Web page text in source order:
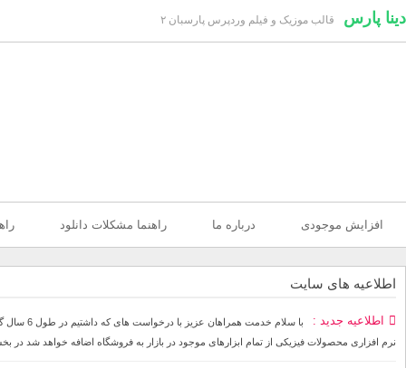
دینا پارس قالب موزیک و فیلم وردپرس پارسبان ۲
افزایش موجودی درباره ما راهنما مشکلات دانلود
اطلاعیه های سایت
اطلاعیه جدید
با
نرم افزاری محصولات فیزیکی از تمام ابزارهای موجود در بازار به فروشگاه اضافه خواهد شد در